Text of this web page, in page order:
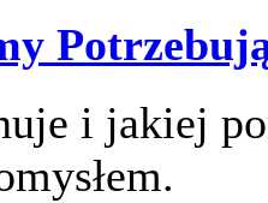
i jakiej